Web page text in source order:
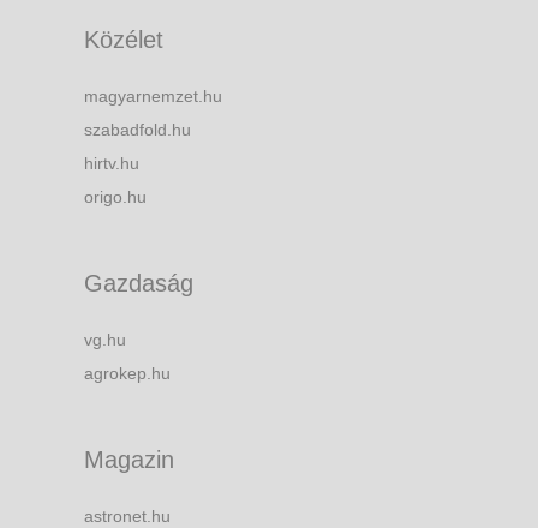
Közélet
magyarnemzet.hu
szabadfold.hu
hirtv.hu
origo.hu
Gazdaság
vg.hu
agrokep.hu
Magazin
astronet.hu